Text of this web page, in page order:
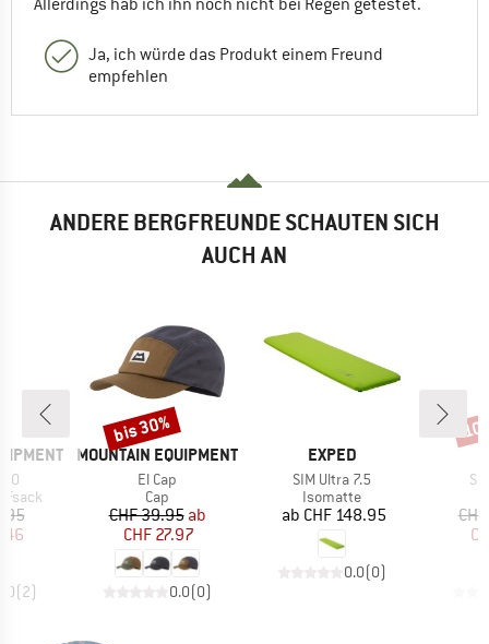
Allerdings hab ich ihn noch nicht bei Regen getestet.
Ja, ich würde das Produkt einem Freund
empfehlen
ANDERE BERGFREUNDE SCHAUTEN SICH
AUCH AN
Preis
(2)
MARKE
MOUNTAIN EQUIPMENT
Artikel
El Cap
Produktgruppe
Cap
Preis
CHF 39.95reduzierter Preis
ab
CHF 27.97
0.0(0)
Rabatt
bis 30%
MARKE
EXPED
Artikel
SIM Ultra 7.5
Produktgruppe
Isomatte
Preis
ab CHF 148.95
0.0(0)